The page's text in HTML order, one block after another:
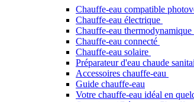
Chauffe-eau compatible
Chauffe-eau électrique
Chauffe-eau thermodynamique
Chauffe-eau connecté
Chauffe-eau solaire
Préparateur d'eau chaude
Accessoires chauffe-eau
Guide chauffe-eau
Votre chauffe-eau idéal en